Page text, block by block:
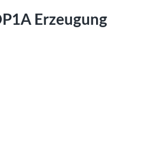
Erzeugung